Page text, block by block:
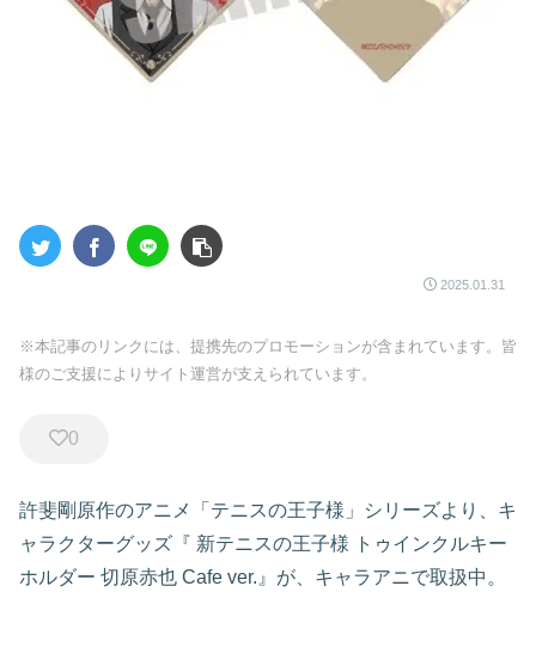
2025.01.31
※本記事のリンクには、提携先のプロモーションが含まれています。皆
様のご支援によりサイト運営が支えられています。
0
許斐剛原作のアニメ「テニスの王子様」シリーズより、キ
ャラクターグッズ『 新テニスの王子様 トゥインクルキー
ホルダー 切原赤也 Cafe ver.』が、キャラアニで取扱中。